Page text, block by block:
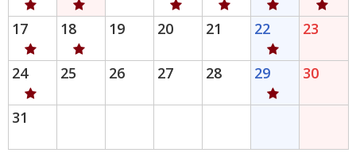
17 18 19 20 21 22 23
24 25 26 27 28 29 30
31